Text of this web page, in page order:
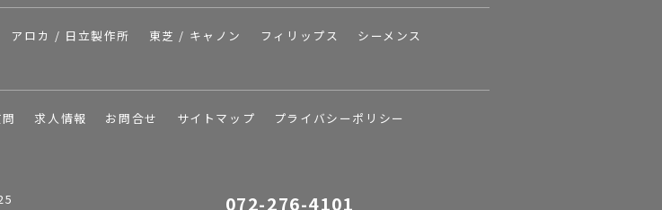
アロカ / 日立製作所 東芝 / キャノン フィリップス
シーメンス
求人情報 お問合せ サイトマップ プライバシーポリシー
072-276-4101